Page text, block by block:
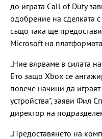
до играта Call of Duty
одобрение на сделката
също така ще
Microsoft на
„Ние вярваме в силата
Ето защо Xbox се
повече начини да
устройства", заяви Фил
директор на
„Предоставянето на